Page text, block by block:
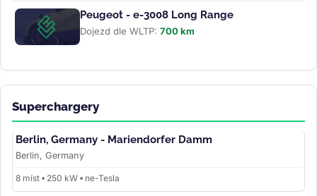
Peugeot - e-3008 Long Range
Dojezd dle WLTP: 700 km
Superchargery
Berlin, Germany - Mariendorfer Damm
Berlin, Germany
8 míst • 250 kW • ne-Tesla